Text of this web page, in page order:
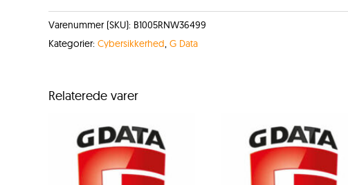
Varenummer (SKU): B1005RNW36499
Kategorier: Cybersikkerhed, G Data
Relaterede varer